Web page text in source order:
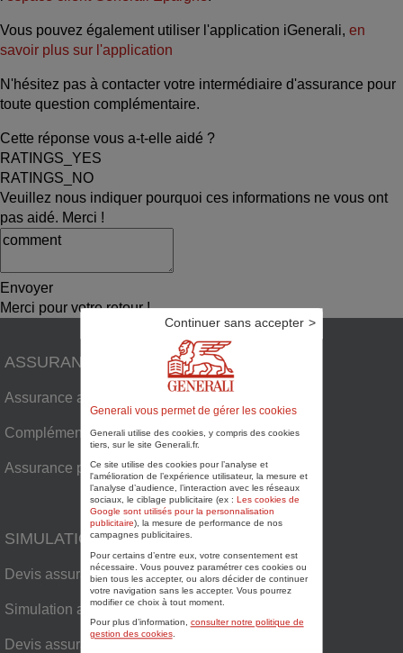
Vous pouvez également utiliser l'application iGenerali, en
savoir plus sur l'application
N'hésitez pas à contacter votre intermédiaire d'assurance pour
toute question complémentaire.
Cette réponse vous a-t-elle aidé ?
RATINGS_YES
RATINGS_NO
Veuillez nous indiquer pourquoi ces informations ne vous ont
pas aidé. Merci !
Envoyer
Merci pour votre retour !
ASSURANCES
Assurance auto
Complémentaire santé senior
Assurance plaisance
SIMULATIONS
Devis assurance habitation
Simulation assurance auto
Devis assurance plaisance
Generali vous permet de gérer les cookies
Generali utilise des cookies, y compris des cookies
tiers, sur le site Generali.fr.
Ce site utilise des cookies pour l’analyse et
l'amélioration de l’expérience utilisateur, la mesure et
l’analyse d’audience, l’interaction avec les réseaux
sociaux, le ciblage publicitaire (ex : Les cookies de
Google sont utilisés pour la personnalisation
publicitaire), la mesure de performance de nos
campagnes publicitaires.
Pour certains d’entre eux, votre consentement est
nécessaire. Vous pouvez paramétrer ces cookies ou
bien tous les accepter, ou alors décider de continuer
votre navigation sans les accepter. Vous pourrez
modifier ce choix à tout moment.
Pour plus d’information, consulter notre politique de
gestion des cookies.
Continuer sans accepter